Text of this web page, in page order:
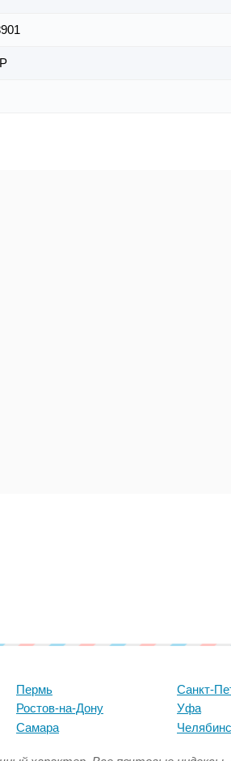
Пермь
Ростов-на-Дону
Самара
Санкт-
Уфа